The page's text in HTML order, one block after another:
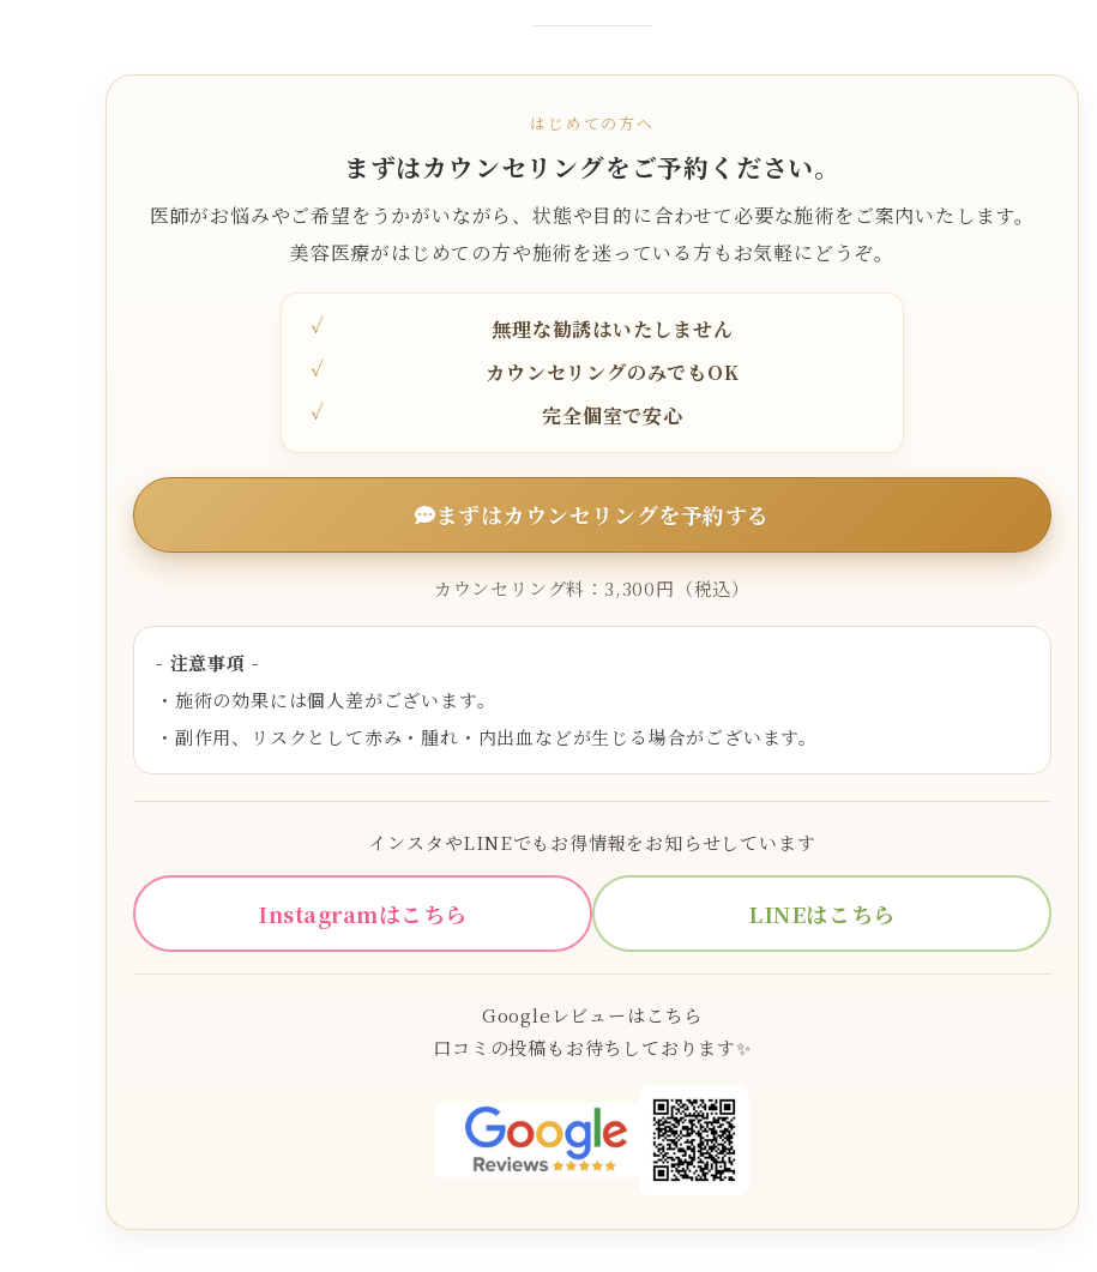
はじめての方へ
まずはカウンセリングをご予約ください。
医師がお悩みやご希望をうかがいながら、状態や目的に合わせて必要な施術をご案内いたします。
美容医療がはじめての方や施術を迷っている方もお気軽にどうぞ。
無理な勧誘はいたしません
カウンセリングのみでもOK
完全個室で安心
まずはカウンセリングを予約する
カウンセリング料：3,300円（税込）
- 注意事項 -
・施術の効果には個人差がございます。
・副作用、リスクとして赤み・腫れ・内出血などが生じる場合がございます。
インスタやLINEでもお得情報をお知らせしています
Instagramはこちら LINEはこちら
Googleレビューはこちら
口コミの投稿もお待ちしております✨